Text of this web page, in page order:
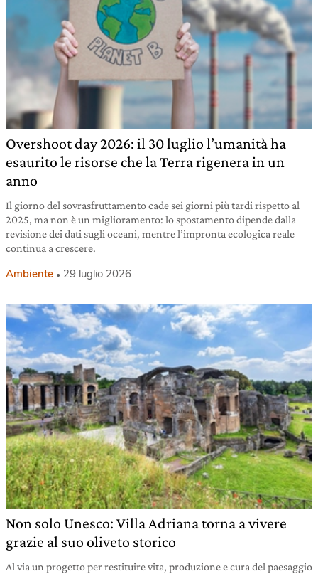
Overshoot day 2026: il 30 luglio l’umanità ha
esaurito le risorse che la Terra rigenera in un
anno
Il giorno del sovrasfruttamento cade sei giorni più tardi rispetto al
2025, ma non è un miglioramento: lo spostamento dipende dalla
revisione dei dati sugli oceani, mentre l’impronta ecologica reale
continua a crescere.
Ambiente 29 luglio 2026
Non solo Unesco: Villa Adriana torna a vivere
grazie al suo oliveto storico
Al via un progetto per restituire vita, produzione e cura del paesaggio